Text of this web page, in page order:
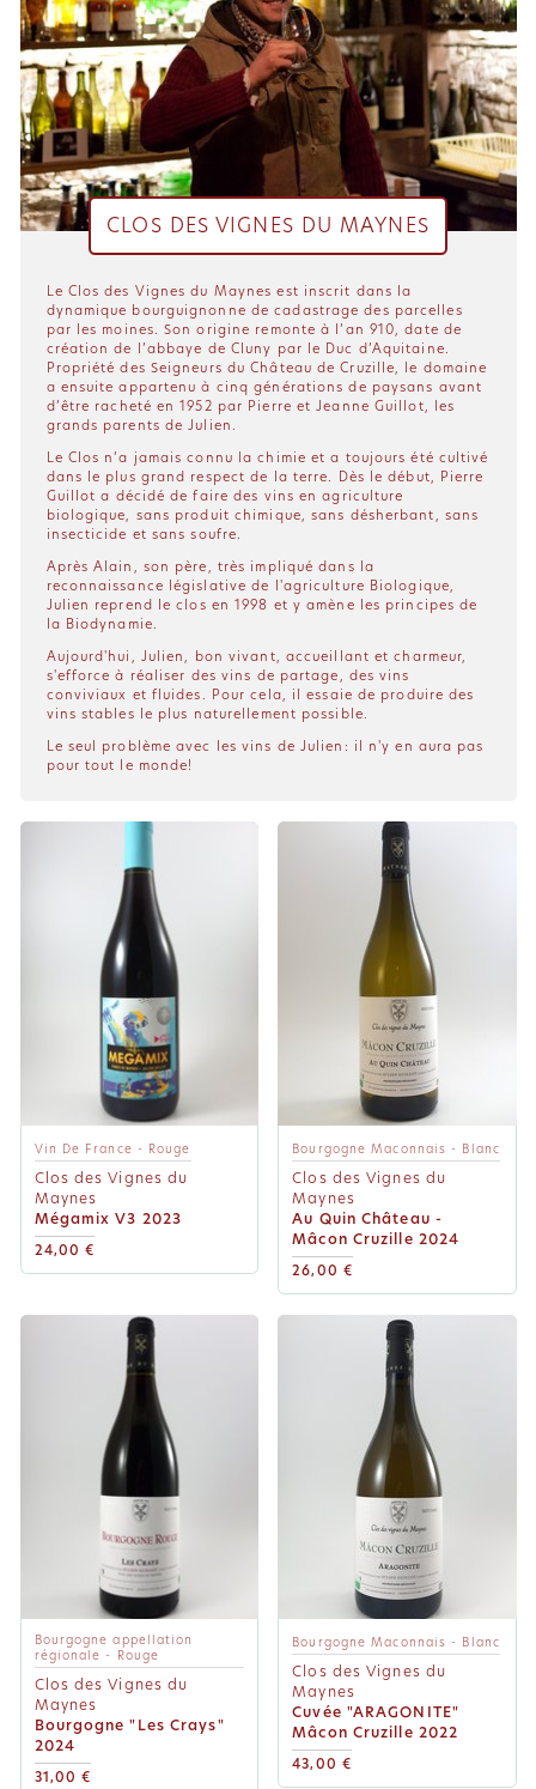
CLOS DES VIGNES DU MAYNES
Le Clos des Vignes du Maynes est inscrit dans la
dynamique bourguignonne de cadastrage des parcelles
par les moines. Son origine remonte à l’an 910, date de
création de l’abbaye de Cluny par le Duc d’Aquitaine.
Propriété des Seigneurs du Château de Cruzille, le domaine
a ensuite appartenu à cinq générations de paysans avant
d’être racheté en 1952 par Pierre et Jeanne Guillot, les
grands parents de Julien.
Le Clos n’a jamais connu la chimie et a toujours été cultivé
dans le plus grand respect de la terre. Dès le début, Pierre
Guillot a décidé de faire des vins en agriculture
biologique, sans produit chimique, sans désherbant, sans
insecticide et sans soufre.
Après Alain, son père, très impliqué dans la
reconnaissance législative de l'agriculture Biologique,
Julien reprend le clos en 1998 et y amène les principes de
la Biodynamie.
Aujourd'hui, Julien, bon vivant, accueillant et charmeur,
s'efforce à réaliser des vins de partage, des vins
conviviaux et fluides. Pour cela, il essaie de produire des
vins stables le plus naturellement possible.
Le seul problème avec les vins de Julien: il n'y en aura pas
pour tout le monde!
Vin De France - Rouge
Clos des Vignes du
Maynes
Mégamix V3 2023
24,00 €
Bourgogne Maconnais - Blanc
Clos des Vignes du
Maynes
Au Quin Château -
Mâcon Cruzille 2024
26,00 €
Bourgogne appellation
régionale - Rouge
Clos des Vignes du
Maynes
Bourgogne "Les Crays"
2024
31,00 €
Bourgogne Maconnais - Blanc
Clos des Vignes du
Maynes
Cuvée "ARAGONITE"
Mâcon Cruzille 2022
43,00 €